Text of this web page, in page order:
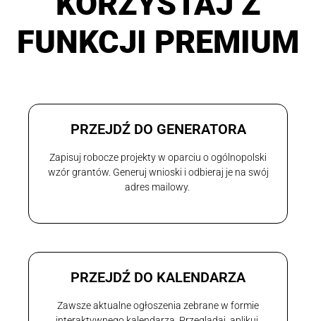
FUNKCJI PREMIUM
PRZEJDŹ DO GENERATORA
Zapisuj robocze projekty w oparciu o ogólnopolski
wzór grantów. Generuj wnioski i odbieraj je na swój
adres mailowy.
PRZEJDŹ DO KALENDARZA
Zawsze aktualne ogłoszenia zebrane w formie